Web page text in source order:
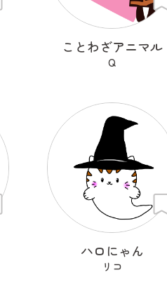
ことわざアニマル
Q
ハロにゃん
リコ